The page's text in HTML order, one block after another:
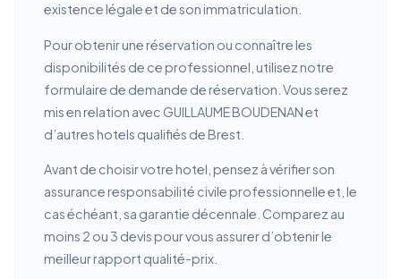
existence légale et de son immatriculation.
Pour obtenir une réservation ou connaître les
disponibilités de ce professionnel, utilisez notre
formulaire de demande de réservation. Vous serez
mis en relation avec GUILLAUME BOUDENAN et
d’autres hotels qualifiés de Brest.
Avant de choisir votre hotel, pensez à vérifier son
assurance responsabilité civile professionnelle et, le
cas échéant, sa garantie décennale. Comparez au
moins 2 ou 3 devis pour vous assurer d’obtenir le
meilleur rapport qualité-prix.